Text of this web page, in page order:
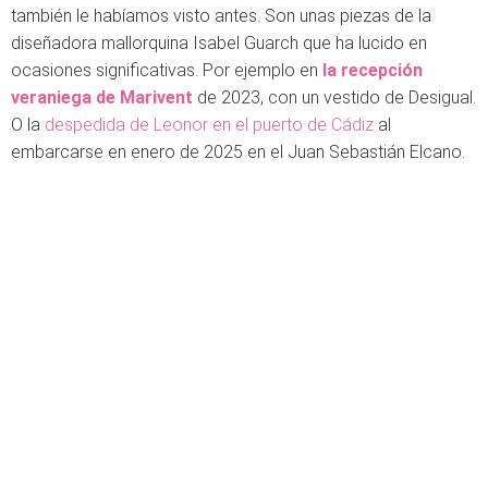
también le habíamos visto antes. Son unas piezas de la
diseñadora mallorquina Isabel Guarch que ha lucido en
ocasiones significativas. Por ejemplo en la recepción
veraniega de Marivent de 2023, con un vestido de Desigual.
O la despedida de Leonor en el puerto de Cádiz al
embarcarse en enero de 2025 en el Juan Sebastián Elcano.